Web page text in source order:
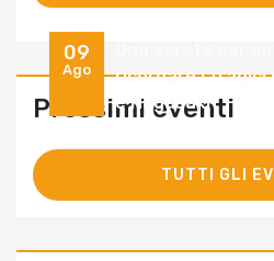
Prossimi eventi
09
Ago
ricordare i tragici
e Nagasaki
TUTTI GLI